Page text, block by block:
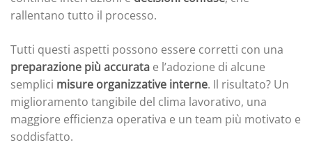
rallentano tutto il processo.
Tutti questi aspetti possono essere corretti con una
preparazione più accurata e l’adozione di alcune
semplici misure organizzative interne. Il risultato? Un
miglioramento tangibile del clima lavorativo, una
maggiore efficienza operativa e un team più motivato e
soddisfatto.